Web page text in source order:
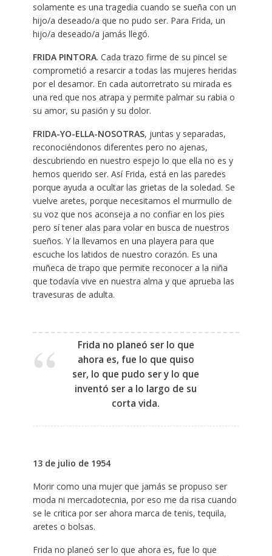
solamente es una tragedia cuando se sueña con un
hijo/a deseado/a que no pudo ser. Para Frida, un
hijo/a deseado/a jamás llegó.
FRIDA PINTORA. Cada trazo firme de su pincel se
comprometió a resarcir a todas las mujeres heridas
por el desamor. En cada autorretrato su mirada es
una red que nos atrapa y permite palmar su rabia o
su amor, su pasión y su dolor.
FRIDA-YO-ELLA-NOSOTRAS, juntas y separadas,
reconociéndonos diferentes pero no ajenas,
descubriendo en nuestro espejo lo que ella no es y
hemos querido ser. Así Frida, está en las paredes
porque ayuda a ocultar las grietas de la soledad. Se
vuelve aretes, porque necesitamos el murmullo de
su voz que nos aconseja a no confiar en los pies
pero sí tener alas para volar en busca de nuestros
sueños. Y la llevamos en una playera para que
escuche los latidos de nuestro corazón. Es una
muñeca de trapo que permite reconocer a la niña
que todavía vive en nuestra alma y que aprueba las
travesuras de adulta.
Frida no planeó ser lo que
ahora es, fue lo que quiso
ser, lo que pudo ser y lo que
inventó ser a lo largo de su
corta vida.
13 de julio de 1954
Morir como una mujer que jamás se propuso ser
moda ni mercadotecnia, por eso me da risa cuando
se le critica por ser ahora marca de tenis, tequila,
aretes o bolsas.
Frida no planeó ser lo que ahora es, fue lo que